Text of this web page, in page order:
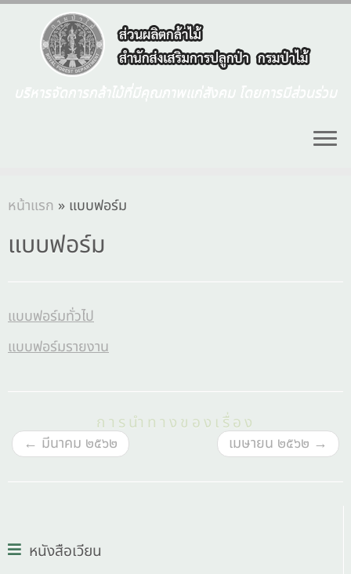
หน้าแรก » แบบฟอร์ม
แบบฟอร์ม
แบบฟอร์มทั่วไป
แบบฟอร์มรายงาน
การนำทางของเรื่อง
← มีนาคม ๒๕๖๒ เมษายน ๒๕๖๒ →
หนังสือเวียน